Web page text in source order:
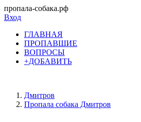
пропала-собака.рф
Вход
ГЛАВНАЯ
ПРОПАВШИЕ
ВОПРОСЫ
+ДОБАВИТЬ
Дмитров
Пропала собака Дмитров